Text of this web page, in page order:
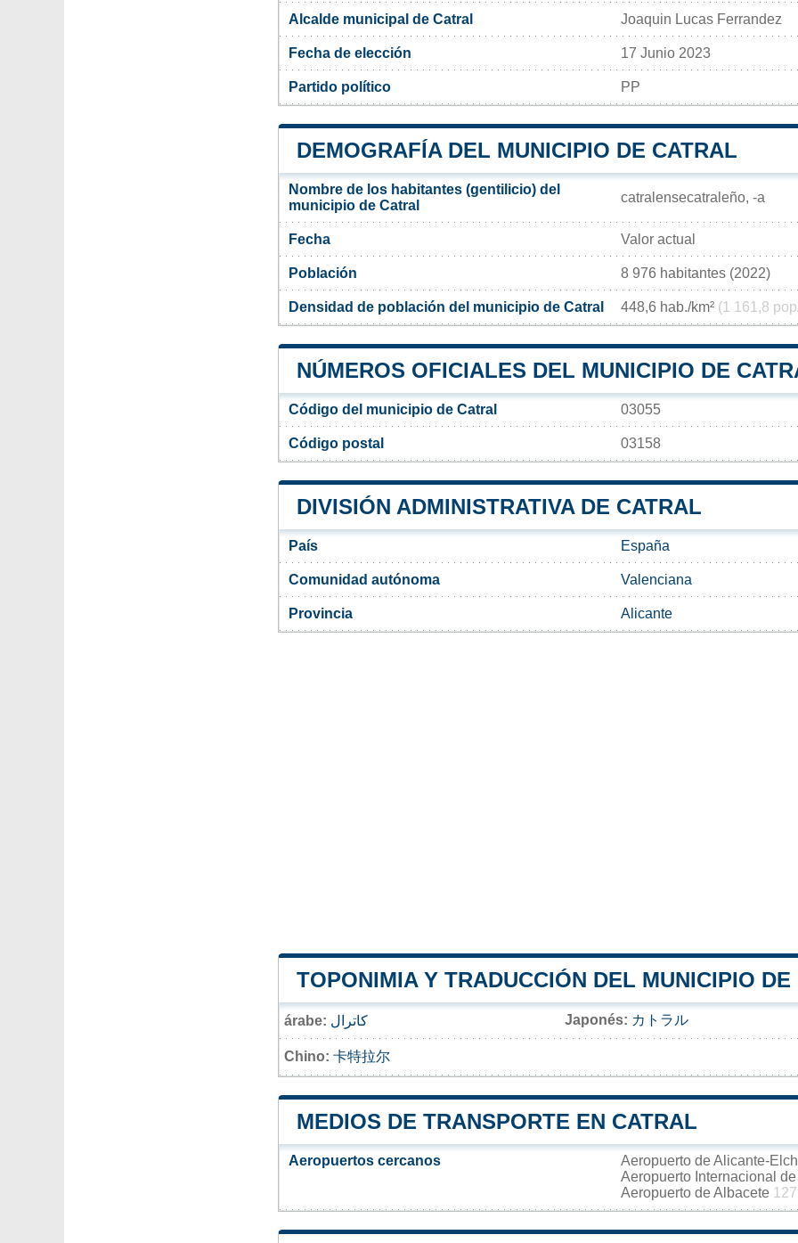
Alcalde municipal de Catral Joaquin Lucas Ferrandez
Fecha de elección 17 Junio 2023
Partido político PP
DEMOGRAFÍA DEL MUNICIPIO DE CATRAL
Nombre de los habitantes (gentilicio) del
municipio de Catral
catralensecatraleño, -a
Fecha Valor actual
Población 8 976 habitantes (2022)
Densidad de población del municipio de Catral 448,6 hab./km² (1 161,8
NÚMEROS OFICIALES DEL MUNICIPIO DE
Código del municipio de Catral 03055
Código postal 03158
DIVISIÓN ADMINISTRATIVA DE CATRAL
País España
Comunidad autónoma Valenciana
Provincia Alicante
TOPONIMIA Y TRADUCCIÓN DEL MUNICIPIO DE
árabe: كاترال Japonés: カトラル
Chino: 卡特拉尔
MEDIOS DE TRANSPORTE EN CATRAL
Aeropuertos cercanos
Aeropuerto de Alicante-
Aeropuerto Internacional
Aeropuerto de Albacete